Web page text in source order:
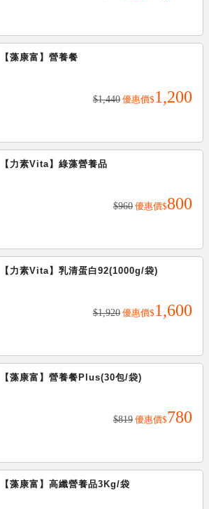
【藻康富】營養餐
$1,440 優惠價$ 1,200
【力素Vita】綠藻營養品
$960 優惠價$800
【力素Vita】乳清蛋白92(1000g/袋)
$1,920 優惠價$ 1,600
【藻康富】營養餐Plus(30包/袋)
$819 優惠價$780
【藻康富】高纖營養品3Kg/袋